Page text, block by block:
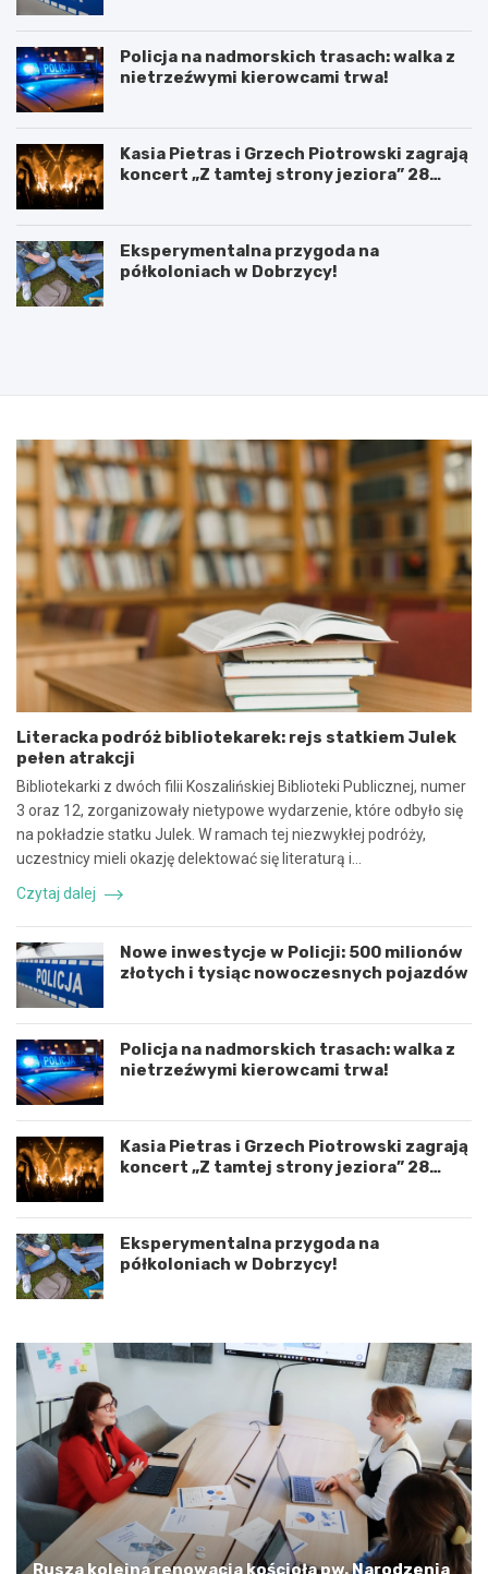
Policja na nadmorskich trasach: walka z
nietrzeźwymi kierowcami trwa!
Kasia Pietras i Grzech Piotrowski zagrają
koncert „Z tamtej strony jeziora” 28
Eksperymentalna przygoda na
półkoloniach w Dobrzycy!
P
n
i
e
u
m
o
w
y
n
w
ó
ł
p
r
a
c
ę
i
k
o
o
r
d
y
n
a
c
j
ę
r
z
w
o
j
u
m
i
ę
z
y
W
o
e
d
z
w
5
2
0
2
5
:
N
i
e
b
z
e
c
z
n
e
z
d
a
r
z
e
n
i
e
d
r
o
g
o
w
p
o
d
K
o
s
z
a
i
n
e
m
a
l
o
s
Literacka podróż bibliotekarek: rejs statkiem Julek
pełen atrakcji
Bibliotekarki z dwóch filii Koszalińskiej Biblioteki Publicznej, numer
3 oraz 12, zorganizowały nietypowe wydarzenie, które odbyło się
na pokładzie statku Julek. W ramach tej niezwykłej podróży,
uczestnicy mieli okazję delektować się literaturą i…
Czytaj dalej
Nowe inwestycje w Policji: 500 milionów
złotych i tysiąc nowoczesnych pojazdów
Policja na nadmorskich trasach: walka z
nietrzeźwymi kierowcami trwa!
Kasia Pietras i Grzech Piotrowski zagrają
koncert „Z tamtej strony jeziora” 28
Eksperymentalna przygoda na
półkoloniach w Dobrzycy!
Rusza kolejna renowacja kościoła pw. Narodzenia